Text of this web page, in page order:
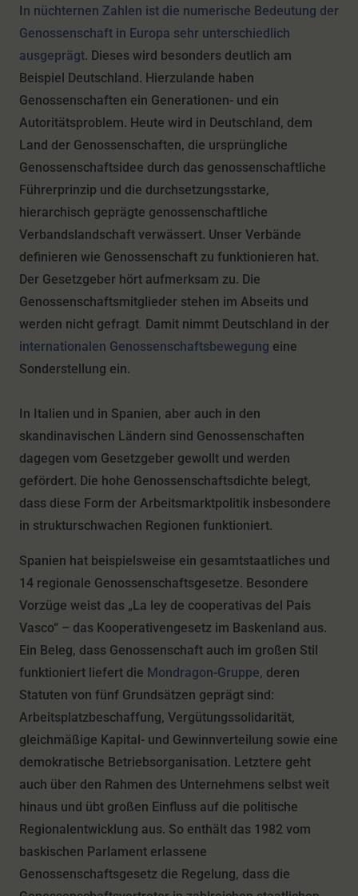
In nüchternen Zahlen ist die numerische Bedeutung der
Genossenschaft in Europa sehr unterschiedlich
ausgeprägt. Dieses wird besonders deutlich am
Beispiel Deutschland. Hierzulande haben
Genossenschaften ein Generationen- und ein
Autoritätsproblem. Heute wird in Deutschland, dem
Land der Genossenschaften, die ursprüngliche
Genossenschaftsidee durch das genossenschaftliche
Führerprinzip und die durchsetzungsstarke,
hierarchisch geprägte genossenschaftliche
Verbandslandschaft verwässert. Unser Verbände
definieren wie Genossenschaft zu funktionieren hat.
Der Gesetzgeber hört aufmerksam zu. Die
Genossenschaftsmitglieder stehen im Abseits und
werden nicht gefragt. Damit nimmt Deutschland in der
internationalen Genossenschaftsbewegung eine
Sonderstellung ein.
In Italien und in Spanien, aber auch in den
skandinavischen Ländern sind Genossenschaften
dagegen vom Gesetzgeber gewollt und werden
gefördert. Die hohe Genossenschaftsdichte belegt,
dass diese Form der Arbeitsmarktpolitik insbesondere
in strukturschwachen Regionen funktioniert.
Spanien hat beispielsweise ein gesamtstaatliches und
14 regionale Genossenschaftsgesetze. Besondere
Vorzüge weist das „La ley de cooperativas del Pais
Vasco“ – das Kooperativengesetz im Baskenland aus.
Ein Beleg, dass Genossenschaft auch im großen Stil
funktioniert liefert die Mondragon-Gruppe, deren
Statuten von fünf Grundsätzen geprägt sind:
Arbeitsplatzbeschaffung, Vergütungssolidarität,
gleichmäßige Kapital- und Gewinnverteilung sowie eine
demokratische Betriebsorganisation. Letztere geht
auch über den Rahmen des Unternehmens selbst weit
hinaus und übt großen Einfluss auf die politische
Regionalentwicklung aus. So enthält das 1982 vom
baskischen Parlament erlassene
Genossenschaftsgesetz die Regelung, dass die